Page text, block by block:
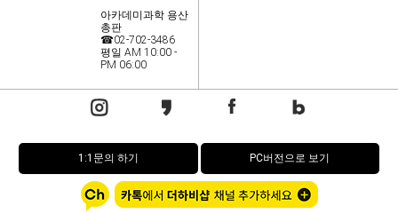
아카데미과학 용산
총판
☎02-702-3486
평일 AM 10:00 -
PM 06:00
1:1문의 하기 PC버전으로 보기